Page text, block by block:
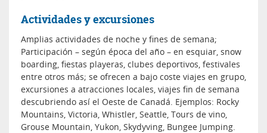
Actividades y excursiones
Amplias actividades de noche y fines de semana;
Participación – según época del año – en esquiar, snow
boarding, fiestas playeras, clubes deportivos, festivales
entre otros más; se ofrecen a bajo coste viajes en grupo,
excursiones a atracciones locales, viajes fin de semana
descubriendo así el Oeste de Canadá. Ejemplos: Rocky
Mountains, Victoria, Whistler, Seattle, Tours de vino,
Grouse Mountain, Yukon, Skydyving, Bungee Jumping.